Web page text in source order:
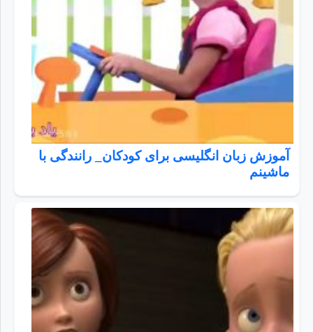
آموزش زبان انگلیسی برای کودکان_ رانندگی با
ماشینم